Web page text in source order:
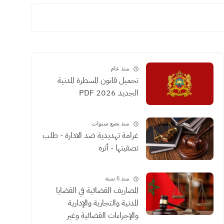
منذ عام
تحميل قانون المسطرة المدنية
الجديد 2026 PDF
منذ بضع سنوات
غرامة تهديدية ضد الادارة - طلب
تصفيتها - أثره
منذ 6 سنة
المصاريف القضائية في القضايا
المدنية والتجارية والإدارية
والإجراءات القضائية وغير